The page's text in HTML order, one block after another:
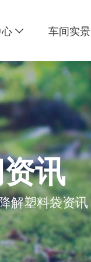
车间实景
讯
解塑料袋资讯